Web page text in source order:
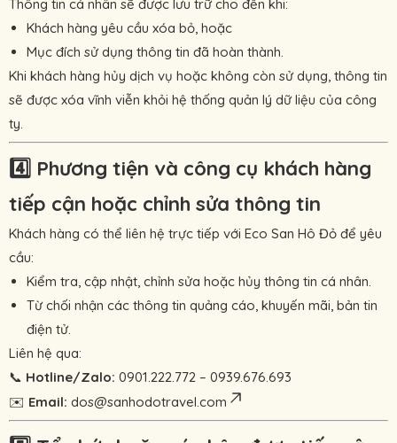
Thông tin cá nhân sẽ được lưu trữ cho đến khi:
Khách hàng yêu cầu xóa bỏ, hoặc
Mục đích sử dụng thông tin đã hoàn thành.
Khi khách hàng hủy dịch vụ hoặc không còn sử dụng, thông tin
sẽ được xóa vĩnh viễn khỏi hệ thống quản lý dữ liệu của công
ty.
4️⃣ Phương tiện và công cụ khách hàng
tiếp cận hoặc chỉnh sửa thông tin
Khách hàng có thể liên hệ trực tiếp với Eco San Hô Đỏ để yêu
cầu:
Kiểm tra, cập nhật, chỉnh sửa hoặc hủy thông tin cá nhân.
Từ chối nhận các thông tin quảng cáo, khuyến mãi, bản tin
điện tử.
Liên hệ qua:
📞 Hotline/Zalo: 0901.222.772 – 0939.676.693
✉️ Email: dos@sanhodotravel.com